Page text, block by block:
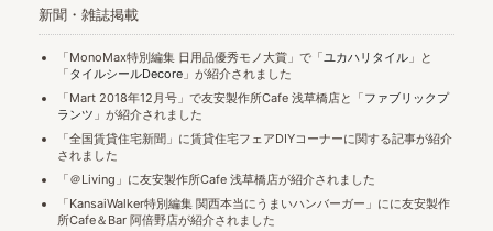
新聞・雑誌掲載
「MonoMax特別編集 日用品優秀モノ大賞」で「ユカハリタイル」と
「タイルシールDecore」が紹介されました
「Mart 2018年12月号」で友安製作所Cafe 浅草橋店と「ファブリックプ
ランツ 」が紹介されました
「全国賃貸住宅新聞」に賃貸住宅フェアDIYコーナーに関する記事が紹介
されました
「＠Living」に友安製作所Cafe 浅草橋店が紹介されました
「KansaiWalker特別編集 関西本当にうまいハンバーガー」にに友安製作
所Cafe＆Bar 阿倍野店が紹介されました